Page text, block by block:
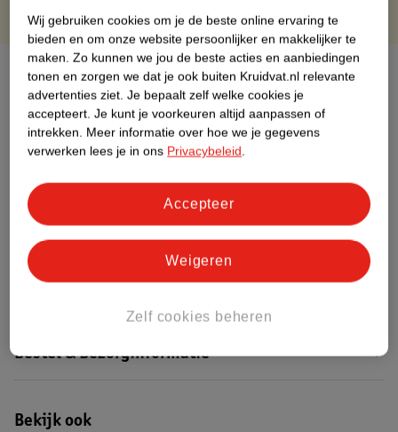
Over dit product
Productinformatie
Nature Impact Score
Impact Score.
Meer informatie
Bestel & Bezorginformatie
Bekijk ook
Wij gebruiken cookies om je de beste online ervaring te
bieden en om onze website persoonlijker en makkelijker te
maken. Zo kunnen we jou de beste acties en aanbiedingen
tonen en zorgen we dat je ook buiten Kruidvat.nl relevante
advertenties ziet. Je bepaalt zelf welke cookies je
accepteert. Je kunt je voorkeuren altijd aanpassen of
intrekken. Meer informatie over hoe we je gegevens
verwerken lees je in ons Privacybeleid.
Zelf cookies beheren
Weigeren
Accepteer